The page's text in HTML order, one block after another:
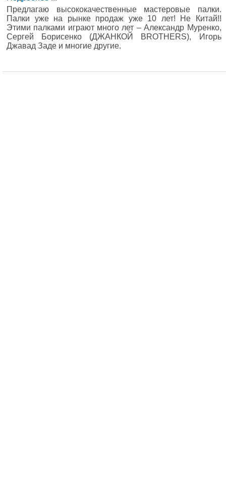
Предлагаю высококачественные мастеровые палки.
Палки уже на рынке продаж уже 10 лет! Не Китай!!
Этими палками играют много лет – Александр Муренко,
Сергей Борисенко (ДЖАНКОЙ BROTHERS), Игорь
Джавад Заде и многие другие.